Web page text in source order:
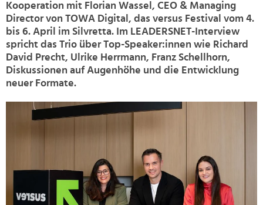
Kooperation mit Florian Wassel, CEO & Managing
Director von TOWA Digital, das versus Festival vom 4.
bis 6. April im Silvretta. Im LEADERSNET-Interview
spricht das Trio über Top-Speaker:innen wie Richard
David Precht, Ulrike Herrmann, Franz Schellhorn,
Diskussionen auf Augenhöhe und die Entwicklung
neuer Formate.